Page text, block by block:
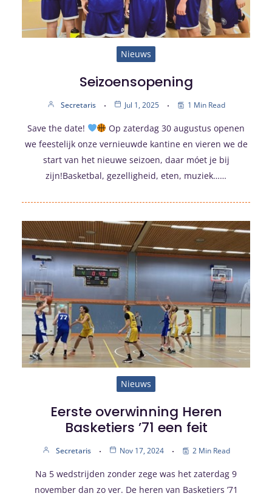
Nieuws
Seizoensopening
Secretaris Jul 1, 2025 1 Min Read
Save the date!
Op zaterdag 30 augustus openen
we feestelijk onze vernieuwde kantine en vieren we de
start van het nieuwe seizoen, daar móet je bij
zijn!Basketbal, gezelligheid, eten, muziek……
Nieuws
Eerste overwinning Heren
Basketiers ’71 een feit
Secretaris Nov 17, 2024 2 Min Read
Na 5 wedstrijden zonder zege was het zaterdag 9
november dan zo ver. De heren van Basketiers ’71